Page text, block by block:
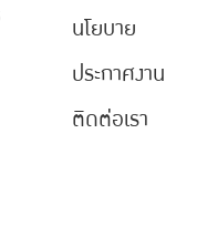
นโยบาย
ประกาศงาน
ติดต่อเรา